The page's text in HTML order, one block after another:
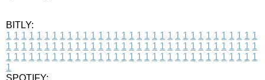
BITLY:
1 1 1 1 1 1 1 1 1 1 1 1 1 1 1 1 1 1 1 1 1 1 1 1 1 1 1 1 1 1 1 1 1
1 1 1 1 1 1 1 1 1 1 1 1 1 1 1 1 1 1 1 1 1 1 1 1 1 1 1 1 1 1 1 1 1
1 1 1 1 1 1 1 1 1 1 1 1 1 1 1 1 1 1 1 1 1 1 1 1 1 1 1 1 1 1 1 1 1
1
SPOTIFY: